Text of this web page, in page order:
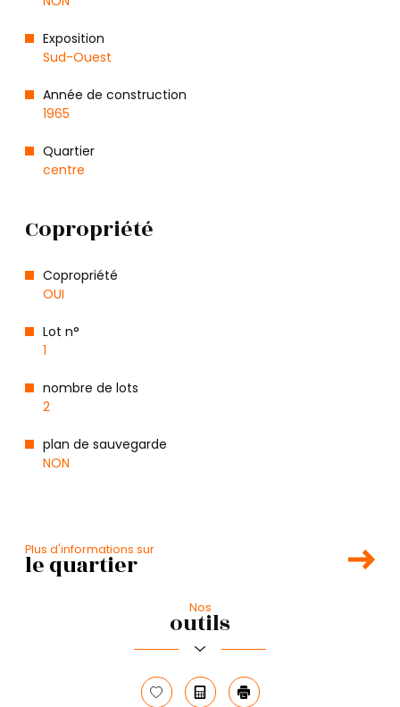
Exposition
Sud-Ouest
Année de construction
1965
Quartier
centre
Copropriété
Copropriété
OUI
Lot n°
1
nombre de lots
2
plan de sauvegarde
NON
Plus d'informations sur
le quartier
Leaflet
Nos
outils
Sélectionner
Calculatrice
Imprimer